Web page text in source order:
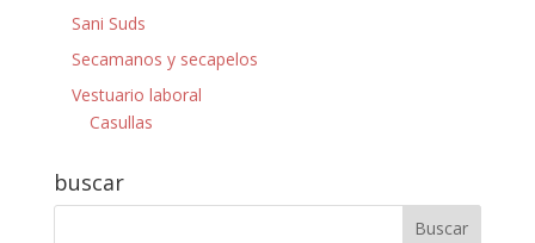
Sani Suds
Secamanos y secapelos
Vestuario laboral
Casullas
buscar